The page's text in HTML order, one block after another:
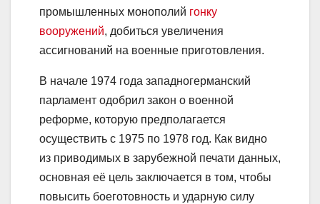
промышленных монополий гонку
вооружений, добиться увеличения
ассигнований на военные приготовления.
В начале 1974 года западногерманский
парламент одобрил закон о военной
реформе, которую предполагается
осуществить с 1975 по 1978 год. Как видно
из приводимых в зарубежной печати данных,
основная её цель заключается в том, чтобы
повысить боеготовность и ударную силу